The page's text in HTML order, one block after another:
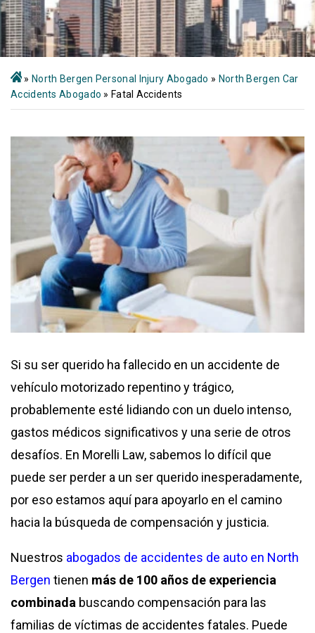
» North Bergen Personal Injury Abogado » North Bergen Car
Accidents Abogado » Fatal Accidents
Si su ser querido ha fallecido en un accidente de
vehículo motorizado repentino y trágico,
probablemente esté lidiando con un duelo intenso,
gastos médicos significativos y una serie de otros
desafíos. En Morelli Law, sabemos lo difícil que
puede ser perder a un ser querido inesperadamente,
por eso estamos aquí para apoyarlo en el camino
hacia la búsqueda de compensación y justicia.
Nuestros abogados de accidentes de auto en North
Bergen tienen más de 100 años de experiencia
combinada buscando compensación para las
familias de víctimas de accidentes fatales. Puede